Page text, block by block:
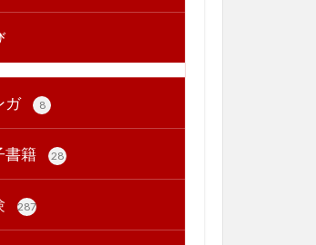
ガ
8
書籍 28
287